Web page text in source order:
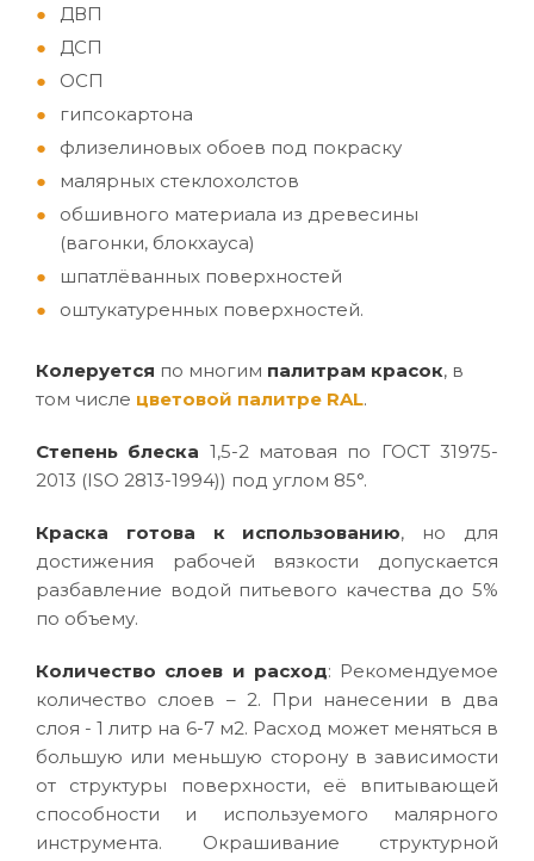
ДВП
ДСП
ОСП
гипсокартона
флизелиновых обоев под покраску
малярных стеклохолстов
обшивного материала из древесины
(вагонки, блокхауса)
шпатлёванных поверхностей
оштукатуренных поверхностей.
Колеруется по многим палитрам красок, в
том числе цветовой палитре RAL.
Степень блеска 1,5-2 матовая по ГОСТ 31975-
2013 (ISO 2813-1994)) под углом 85°.
Краска готова к использованию, но для
достижения рабочей вязкости допускается
разбавление водой питьевого качества до 5%
по объему.
Количество слоев и расход: Рекомендуемое
количество слоев – 2. При нанесении в два
слоя - 1 литр на 6-7 м2. Расход может меняться в
большую или меньшую сторону в зависимости
от структуры поверхности, её впитывающей
способности и используемого малярного
инструмента. Окрашивание структурной